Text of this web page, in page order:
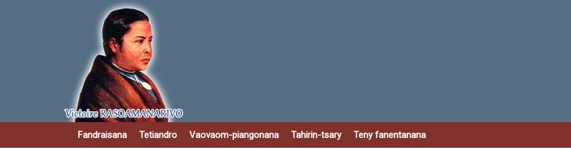
Fandraisana Tetiandro Vaovaom-piangonana Tahirin-tsary Teny fanentanana